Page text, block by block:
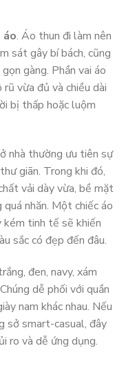
. Áo thun đi làm nên
sát gây bí bách, cũng
gàng. Phần vai áo
vừa đủ và chiều dài
bị thấp hoặc luộm
nhà thường ưu tiên sự
giãn. Trong khi đó,
vải dày vừa, bề mặt
nhăn. Một chiếc áo
kém tinh tế sẽ khiến
sắc có đẹp đến đâu.
đen, navy, xám
dễ phối với quần
nam khác nhau. Nếu
sở smart-casual, đây
ro và dễ ứng dụng.